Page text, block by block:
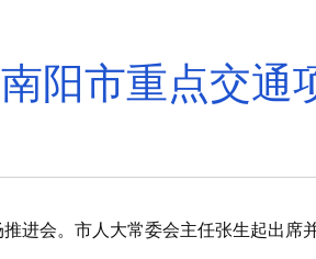
南阳市重点交通
进会。市人大常委会主任张生起出席并